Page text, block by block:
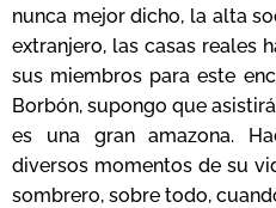
nunca mejor dicho, la alta
extranjero, las casas reales
sus miembros para este
Borbón, supongo que
es una gran amazona.
diversos momentos de su
sombrero, sobre todo,